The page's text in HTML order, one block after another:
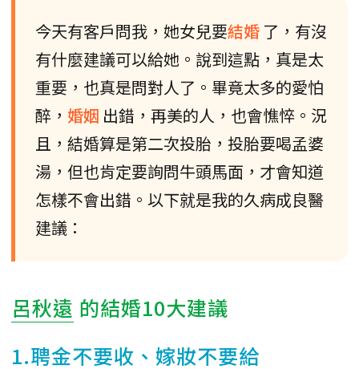
今天有客戶問我，她女兒要結婚 了，有沒
有什麼建議可以給她。說到這點，真是太
重要，也真是問對人了。畢竟太多的愛怕
醉， 婚姻 出錯，再美的人，也會憔悴。況
且，結婚算是第二次投胎，投胎要喝孟婆
湯，但也肯定要詢問牛頭馬面，才會知道
怎樣不會出錯。以下就是我的久病成良醫
建議：
呂秋遠 的結婚10大建議
1.聘金不要收、嫁妝不要給